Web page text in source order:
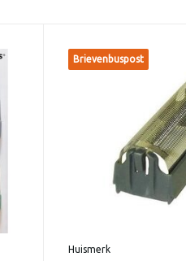
Brievenbuspost
Huismerk